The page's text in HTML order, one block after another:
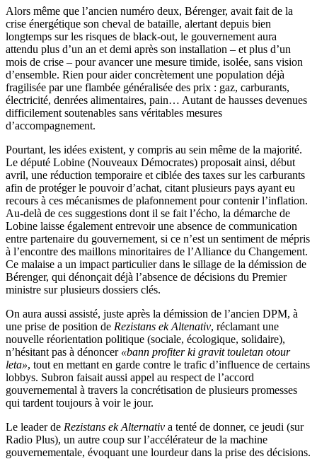
Alors même que l’ancien numéro deux, Bérenger, avait fait de la
crise énergétique son cheval de bataille, alertant depuis bien
longtemps sur les risques de black-out, le gouvernement aura
attendu plus d’un an et demi après son installation – et plus d’un
mois de crise – pour avancer une mesure timide, isolée, sans vision
d’ensemble. Rien pour aider concrètement une population déjà
fragilisée par une flambée généralisée des prix : gaz, carburants,
électricité, denrées alimentaires, pain… Autant de hausses devenues
difficilement soutenables sans véritables mesures
d’accompagnement.
Pourtant, les idées existent, y compris au sein même de la majorité.
Le député Lobine (Nouveaux Démocrates) proposait ainsi, début
avril, une réduction temporaire et ciblée des taxes sur les carburants
afin de protéger le pouvoir d’achat, citant plusieurs pays ayant eu
recours à ces mécanismes de plafonnement pour contenir l’inflation.
Au-delà de ces suggestions dont il se fait l’écho, la démarche de
Lobine laisse également entrevoir une absence de communication
entre partenaire du gouvernement, si ce n’est un sentiment de mépris
à l’encontre des maillons minoritaires de l’Alliance du Changement.
Ce malaise a un impact particulier dans le sillage de la démission de
Bérenger, qui dénonçait déjà l’absence de décisions du Premier
ministre sur plusieurs dossiers clés.
On aura aussi assisté, juste après la démission de l’ancien DPM, à
une prise de position de Rezistans ek Altenativ, réclamant une
nouvelle réorientation politique (sociale, écologique, solidaire),
n’hésitant pas à dénoncer «bann profiter ki gravit touletan otour
leta», tout en mettant en garde contre le trafic d’influence de certains
lobbys. Subron faisait aussi appel au respect de l’accord
gouvernemental à travers la concrétisation de plusieurs promesses
qui tardent toujours à voir le jour.
Le leader de Rezistans ek Alternativ a tenté de donner, ce jeudi (sur
Radio Plus), un autre coup sur l’accélérateur de la machine
gouvernementale, évoquant une lourdeur dans la prise des décisions.